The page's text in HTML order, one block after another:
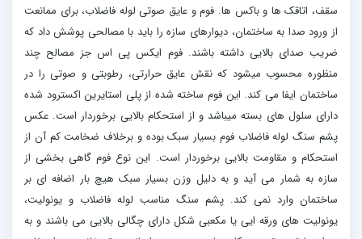
سقف، اتاقک ها و باکس ها. فوم و عایق صوتی لوله فاضلاب، برای ممانعت
از ورود صدا به ساختمان، دیوارهای سازه را باید با مصالحی پوشش داد که
ضریب صدای بالایی داشته باشند. فوم ایکس پی اس جز مصالح چند
منظوره محسوب میشود که نقش عایق حرارتی، رطوبتی و صوتی را در
ساختمان ایفا می کند. این فوم ساخته شده از پلی استایرین اکسترود شده
دارای سلول های بسته میباشد و از استحکام بالایی برخوردار است. عکس
پشم سنگ لوله فاضلاب فوم بسیار سبک بوده و برخلاف ضخامت کم آن از
استحکام و مقاومت بالایی برخوردار است. این نوع فوم گاهی بخشی از
سازه به شمار می آید و به دلیل وزن بسیار سبک هیچ بار اضافه ای بر
ساختمان وارد نمی کند. پشم سنگ مناسب لوله فاضلاب و یونولیت،
یونولیت های ورقه ایی یا مکعبی شکل دارای چگالی بالایی می باشند و به